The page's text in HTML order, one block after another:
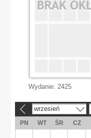
Wydanie: 2425
wrzesień
PN WT ŚR CZ